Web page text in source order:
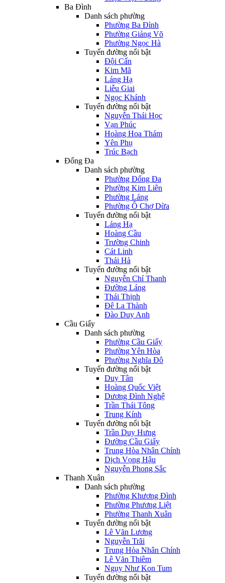
Ba Đình
Danh sách phường
Phường Ba Đình
Phường Giảng Võ
Phường Ngọc Hà
Tuyến đường nổi bật
Đội Cấn
Kim Mã
Láng Hạ
Liễu Giai
Ngọc Khánh
Tuyến đường nổi bật
Nguyễn Thái Học
Vạn Phúc
Hoàng Hoa Thám
Yên Phụ
Trúc Bạch
Đống Đa
Danh sách phường
Phường Đống Đa
Phường Kim Liên
Phường Láng
Phường Ô Chợ Dừa
Tuyến đường nổi bật
Láng Hạ
Hoàng Cầu
Trường Chinh
Cát Linh
Thái Hà
Tuyến đường nổi bật
Nguyễn Chí Thanh
Đường Láng
Thái Thịnh
Đê La Thành
Đào Duy Anh
Cầu Giấy
Danh sách phường
Phường Cầu Giấy
Phường Yên Hòa
Phường Nghĩa Đô
Tuyến đường nổi bật
Duy Tân
Hoàng Quốc Việt
Dương Đình Nghệ
Trần Thái Tông
Trung Kính
Tuyến đường nổi bật
Trần Duy Hưng
Đường Cầu Giấy
Trung Hòa Nhân Chính
Dịch Vọng Hậu
Nguyễn Phong Sắc
Thanh Xuân
Danh sách phường
Phường Khương Đình
Phường Phương Liệt
Phường Thanh Xuân
Tuyến đường nổi bật
Lê Văn Lương
Nguyễn Trãi
Trung Hòa Nhân Chính
Lê Văn Thiêm
Ngụy Như Kon Tum
Tuyến đường nổi bật